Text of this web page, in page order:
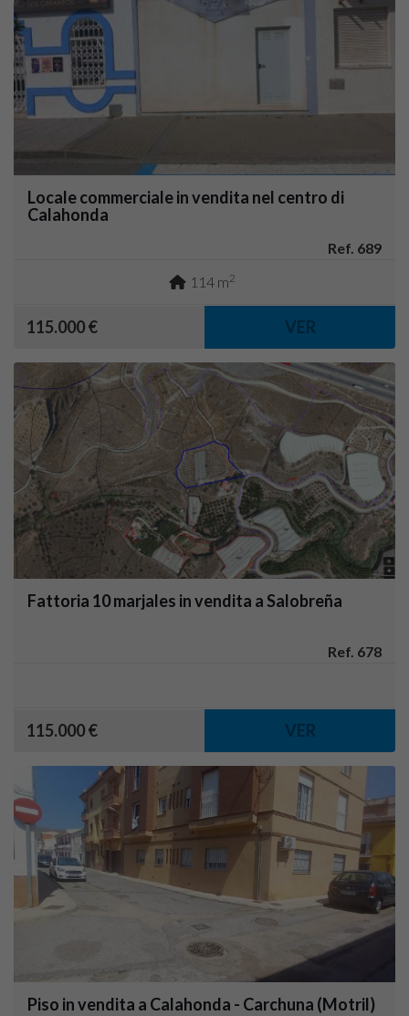
Locale commerciale in vendita nel centro di
Calahonda
Ref. 689
114 m2
115.000 € VER
Fattoria 10 marjales in vendita a Salobreña
Ref. 678
115.000 € VER
Piso in vendita a Calahonda - Carchuna (Motril)